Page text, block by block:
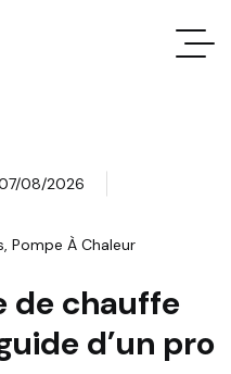
08/2026
, Pompe À Chaleur
de chauffe
d’un pro